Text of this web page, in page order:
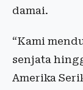
damai.
“Kami
senjata
Amerika